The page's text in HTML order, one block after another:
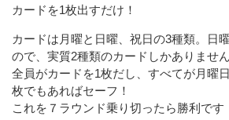
カードを1枚出すだけ！
カードは月曜と日曜、祝日の3種類。日
ので、実質2種類のカードしかありません
全員がカードを1枚だし、すべてが月曜
枚でもあればセーフ！
これを７ラウンド乗り切ったら勝利です